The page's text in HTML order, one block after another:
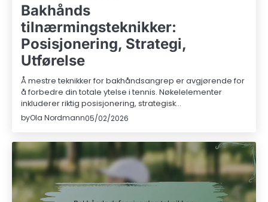
Bakhånds
tilnærmingsteknikker:
Posisjonering, Strategi,
Utførelse
Å mestre teknikker for bakhåndsangrep er avgjørende for
å forbedre din totale ytelse i tennis. Nøkelelementer
inkluderer riktig posisjonering, strategisk…
byOla Nordmann05/02/2026